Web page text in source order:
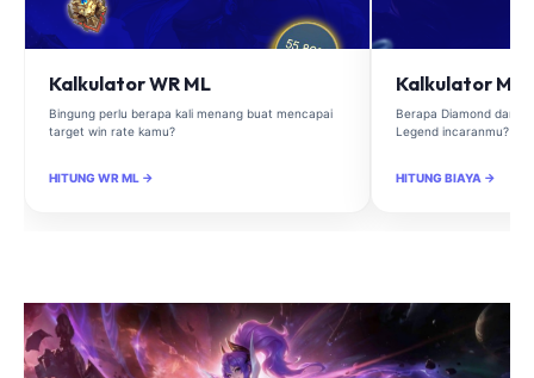
Kalkulator WR ML
Bingung perlu berapa kali menang buat mencapai
target win rate kamu?
HITUNG WR ML →
Kalkulator
Berapa Diamond dan
Legend incaranmu?
HITUNG BIAYA →